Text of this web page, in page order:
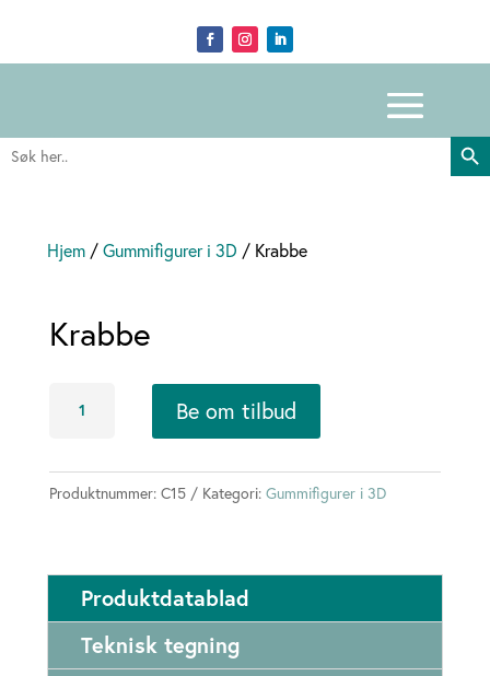
Search
for:
Search
Hjem/ Gummifigurer i 3D / Krabbe
Krabbe
Be om tilbud
Produktnummer: C15 Kategori: Gummifigurer i 3D
Produktdatablad
Teknisk tegning